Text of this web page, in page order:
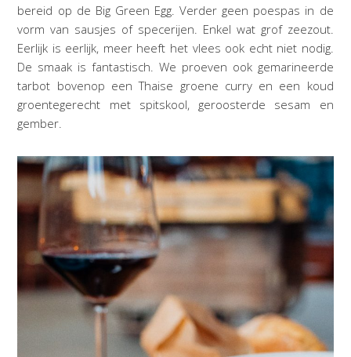
bereid op de Big Green Egg. Verder geen poespas in de
vorm van sausjes of specerijen. Enkel wat grof zeezout.
Eerlijk is eerlijk, meer heeft het vlees ook echt niet nodig.
De smaak is fantastisch. We proeven ook gemarineerde
tarbot bovenop een Thaise groene curry en een koud
groentegerecht met spitskool, geroosterde sesam en
gember.